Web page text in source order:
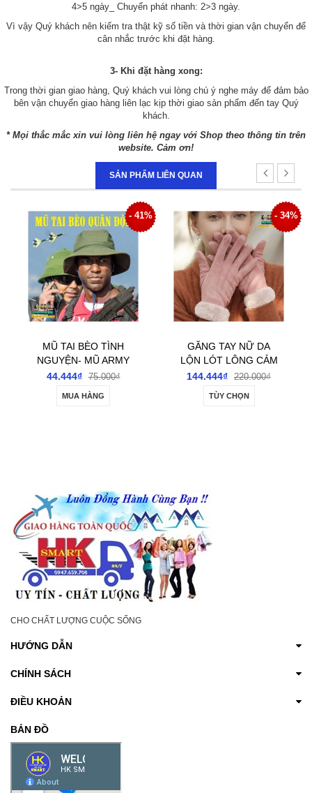
4>5 ngày_ Chuyển phát nhanh: 2>3 ngày.
Vì vậy Quý khách nên kiểm tra thật kỹ số tiền và thời gian vận chuyển để
cân nhắc trước khi đặt hàng.
3- Khi đặt hàng xong:
Trong thời gian giao hàng, Quý khách vui lòng chú ý nghe máy để đảm bảo
bên vận chuyển giao hàng liên lạc kịp thời giao sản phẩm đến tay Quý
khách.
* Mọi thắc mắc xin vui lòng liên hệ ngay với Shop theo thông tin trên
website. Cảm ơn!
SẢN PHẨM LIÊN QUAN
- 41% - 34%
GĂNG TAY NỮ DA
LỘN LÓT LÔNG CẢM
ỨNG ĐIỆN THOẠI
144.444₫ 220.000₫
TÙY CHỌN
-
KHĂN BÔNG KÈM MŨ
TAI GẤU KIÊM BAO
TAY
166.666₫ 260.000₫
TÙY CHỌN
CHO CHẤT LƯỢNG CUỘC SỐNG
HƯỚNG DẪN
CHÍNH SÁCH
ĐIỀU KHOẢN
BẢN ĐỒ